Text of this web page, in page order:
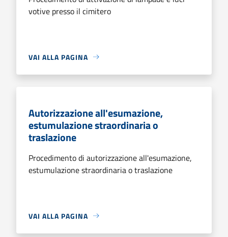
votive presso il cimitero
VAI ALLA PAGINA
Autorizzazione all'esumazione,
estumulazione straordinaria o
traslazione
Procedimento di autorizzazione all'esumazione,
estumulazione straordinaria o traslazione
VAI ALLA PAGINA